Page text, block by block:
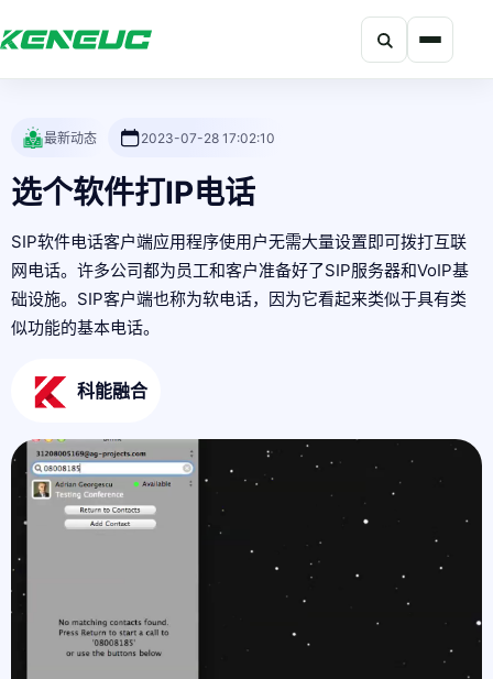
搜索
最新动态 2023-07-28 17:02:10
选个软件打IP电话
SIP软件电话客户端应用程序使用户无需大量设置即可拨打互联
网电话。许多公司都为员工和客户准备好了SIP服务器和VoIP基
础设施。SIP客户端也称为软电话，因为它看起来类似于具有类
似功能的基本电话。
科能融合